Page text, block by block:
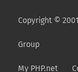
Copyright ©
Group
My PHP.net